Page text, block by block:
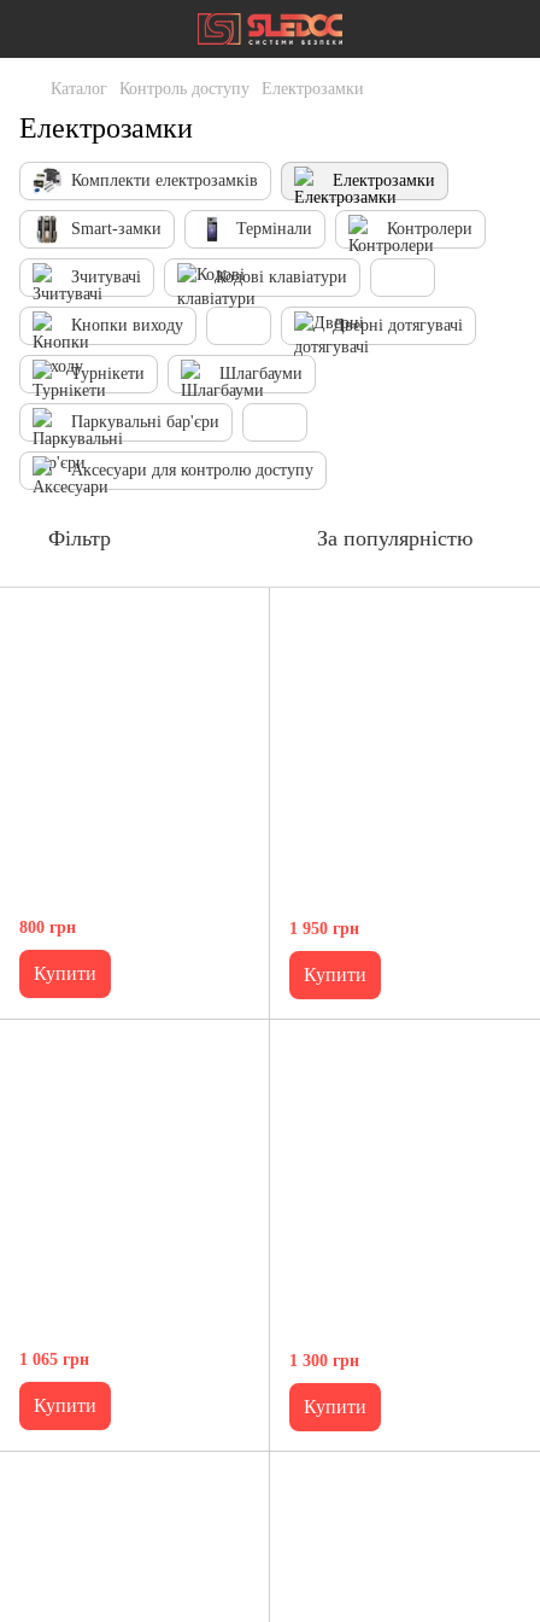
Каталог Контроль доступу Електрозамки
Електрозамки
Комплекти електрозамків Електрозамки
Smart-замки Термінали Контролери
Зчитувачі Кодові клавіатури
Кнопки виходу Дверні дотягувачі
Турнікети Шлагбауми
Паркувальні бар'єри
Аксесуари для контролю доступу
Фільтр За популярністю
800 грн
Купити
1 950 грн
Купити
1 065 грн
Купити
1 300 грн
Купити